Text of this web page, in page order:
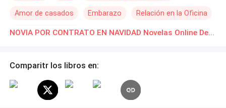
un restaurante cerca de su casa. Para seguir pagando la
cuota en la universidad, ella se verá tentada a aceptar la
la vida de sus padres cambie drásticamente a pesar de
¿Puede el amor ser más fuerte que cualquier obstáculo?
Amor de casados Embarazo Relación en la Oficina
Huida con un Bebé NOVIA POR CONTRATO EN NAVIDAD Novelas Online Descarga gratuita de PDF
Comparitr los libros en: